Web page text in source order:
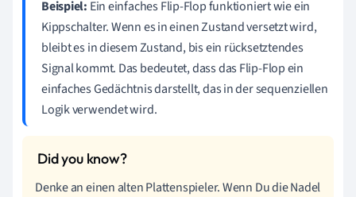
Beispiel: Ein einfaches Flip-Flop funktioniert wie ein
Kippschalter. Wenn es in einen Zustand versetzt wird,
bleibt es in diesem Zustand, bis ein rücksetztendes
Signal kommt. Das bedeutet, dass das Flip-Flop ein
einfaches Gedächtnis darstellt, das in der sequenziellen
Logik verwendet wird.
Denke an einen alten Plattenspieler. Wenn Du die Nadel